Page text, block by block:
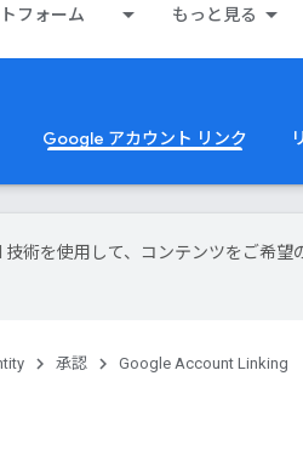
フォーム もっと見る
Google アカウント リンク
技術を使用して、コンテンツをご希
承認 Google Account Linking